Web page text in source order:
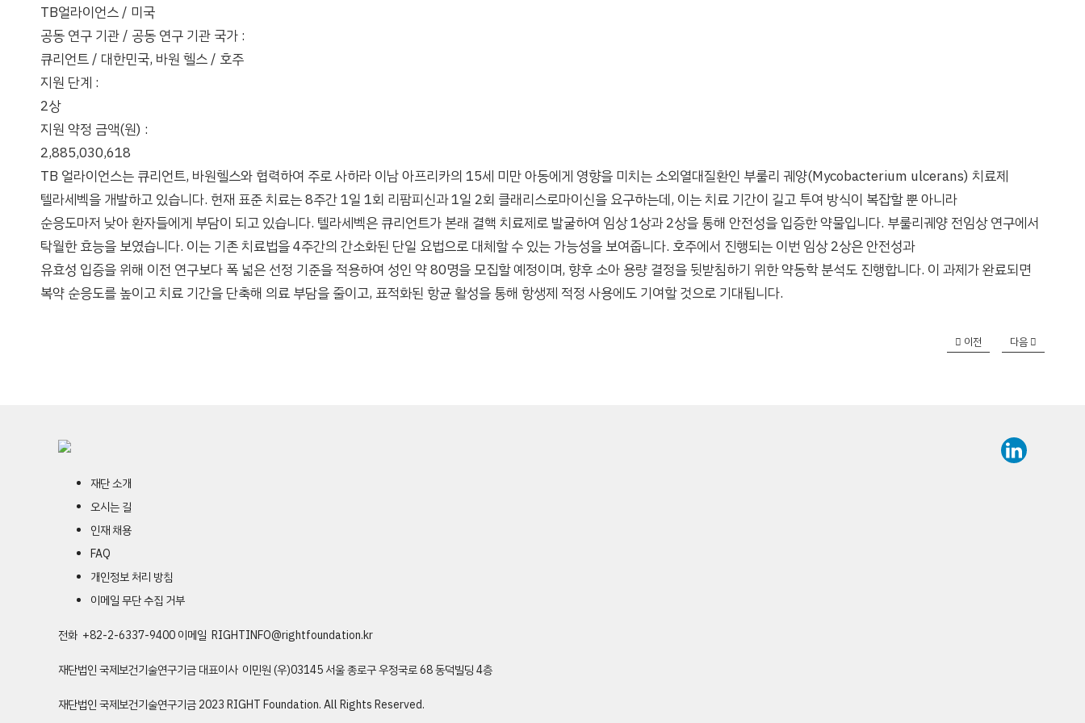
TB얼라이언스 / 미국
공동 연구 기관 / 공동 연구 기관 국가 :
큐리언트 / 대한민국, 바원 헬스 / 호주
지원 단계 :
2상
지원 약정 금액(원) :
2,885,030,618
TB 얼라이언스는 큐리언트, 바원헬스와 협력하여 주로 사하라 이남 아프리카의 15세 미만 아동에게 영향을 미치는 소외열대질환인 부룰리 궤양(Mycobacterium ulcerans) 치료제
텔라세벡을 개발하고 있습니다. 현재 표준 치료는 8주간 1일 1회 리팜피신과 1일 2회 클래리스로마이신을 요구하는데, 이는 치료 기간이 길고 투여 방식이 복잡할 뿐 아니라
순응도마저 낮아 환자들에게 부담이 되고 있습니다. 텔라세벡은 큐리언트가 본래 결핵 치료제로 발굴하여 임상 1상과 2상을 통해 안전성을 입증한 약물입니다. 부룰리궤양 전임상 연구에서
탁월한 효능을 보였습니다. 이는 기존 치료법을 4주간의 간소화된 단일 요법으로 대체할 수 있는 가능성을 보여줍니다. 호주에서 진행되는 이번 임상 2상은 안전성과
유효성 입증을 위해 이전 연구보다 폭 넓은 선정 기준을 적용하여 성인 약 80명을 모집할 예정이며, 향후 소아 용량 결정을 뒷받침하기 위한 약동학 분석도 진행합니다. 이 과제가 완료되면
복약 순응도를 높이고 치료 기간을 단축해 의료 부담을 줄이고, 표적화된 항균 활성을 통해 항생제 적정 사용에도 기여할 것으로 기대됩니다.
이전 다음
재단 소개
오시는 길
인재 채용
FAQ
개인정보 처리 방침
이메일 무단 수집 거부
전화 +82-2-6337-9400이메일 RIGHTINFO@rightfoundation.kr
재단법인 국제보건기술연구기금대표이사 이민원(우)03145 서울 종로구 우정국로 68 동덕빌딩 4층
재단법인 국제보건기술연구기금2023 RIGHT Foundation. All Rights Reserved.